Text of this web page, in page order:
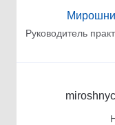
Руководитель